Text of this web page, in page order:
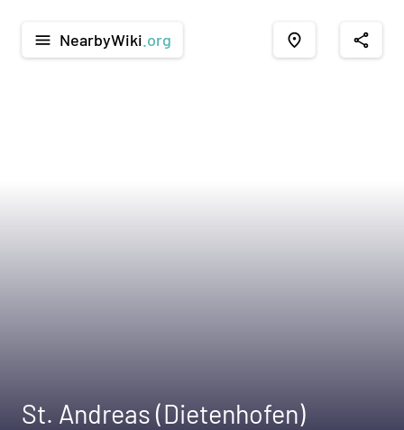
menu NearbyWiki .org place share
St. Andreas (Dietenhofen)